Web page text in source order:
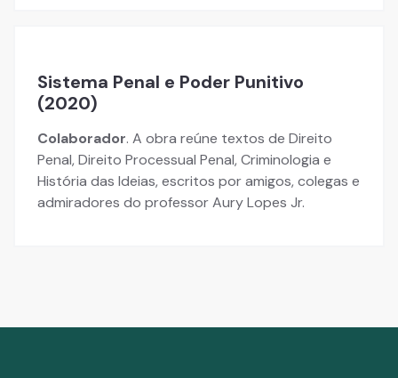
Sistema Penal e Poder Punitivo
(2020)
Colaborador. A obra reúne textos de Direito
Penal, Direito Processual Penal, Criminologia e
História das Ideias, escritos por amigos, colegas e
admiradores do professor Aury Lopes Jr.